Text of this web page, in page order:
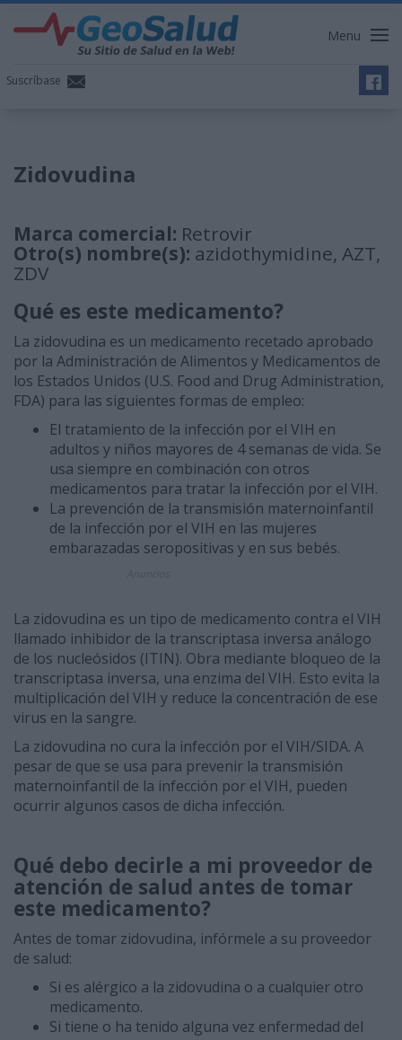
Menu
Suscríbase
Zidovudina
Marca comercial: Retrovir
Otro(s) nombre(s): azidothymidine, AZT,
ZDV
Qué es este medicamento?
La zidovudina es un medicamento recetado aprobado
por la Administración de Alimentos y Medicamentos de
los Estados Unidos (U.S. Food and Drug Administration,
FDA) para las siguientes formas de empleo:
El tratamiento de la infección por el VIH en
adultos y niños mayores de 4 semanas de vida. Se
usa siempre en combinación con otros
medicamentos para tratar la infección por el VIH.
La prevención de la transmisión maternoinfantil
de la infección por el VIH en las mujeres
embarazadas seropositivas y en sus bebés.
La zidovudina es un tipo de medicamento contra el VIH
llamado inhibidor de la transcriptasa inversa análogo
de los nucleósidos (ITIN). Obra mediante bloqueo de la
transcriptasa inversa, una enzima del VIH. Esto evita la
multiplicación del VIH y reduce la concentración de ese
virus en la sangre.
La zidovudina no cura la infección por el VIH/SIDA. A
pesar de que se usa para prevenir la transmisión
maternoinfantil de la infección por el VIH, pueden
ocurrir algunos casos de dicha infección.
Qué debo decirle a mi proveedor de
atención de salud antes de tomar
este medicamento?
Antes de tomar zidovudina, infórmele a su proveedor
de salud:
Si es alérgico a la zidovudina o a cualquier otro
medicamento.
Si tiene o ha tenido alguna vez enfermedad del